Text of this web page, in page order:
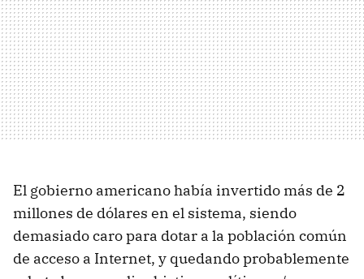
El gobierno americano había invertido más de 2
millones de dólares en el sistema, siendo
demasiado caro para dotar a la población común
de acceso a Internet, y quedando probablemente